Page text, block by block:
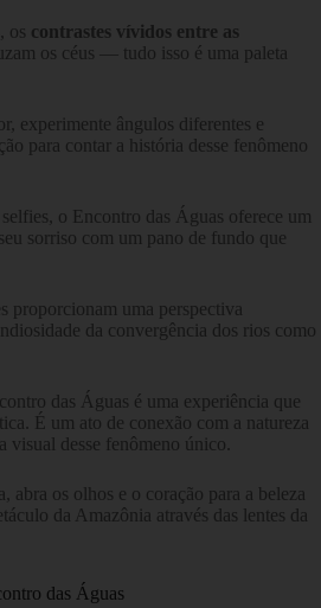
os contrastes vívidos entre as
os céus — tudo isso é uma paleta
experimente ângulos diferentes e
para contar a história desse fenômeno
o Encontro das Águas oferece um
sorriso com um pano de fundo que
proporcionam uma perspectiva
da convergência dos rios como
das Águas é uma experiência que
É um ato de conexão com a natureza
visual desse fenômeno único.
abra os olhos e o coração para a beleza
da Amazônia através das lentes da
das Águas